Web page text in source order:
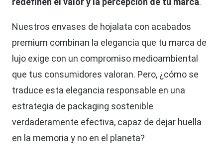
Nuestros envases de hojalata con acabados
premium combinan la elegancia que tu marca de
lujo exige con un compromiso medioambiental
que tus consumidores valoran. Pero, ¿cómo se
traduce esta elegancia responsable en una
estrategia de packaging sostenible
verdaderamente efectiva, capaz de dejar huella
en la memoria y no en el planeta?